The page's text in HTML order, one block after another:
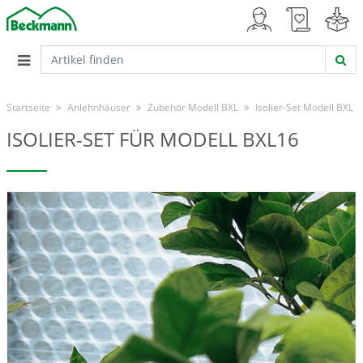
Startseite Anlehnhäuser Zubehör Modell BXL Isolier-Set Modell BXL
ISOLIER-SET FÜR MODELL BXL16